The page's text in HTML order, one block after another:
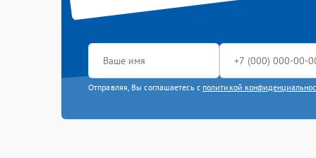
Отправляя, Вы соглашаетесь с политикой